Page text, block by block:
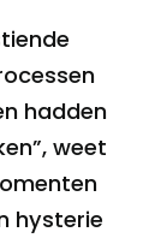
hadden
weet
hysterie